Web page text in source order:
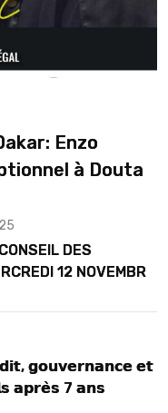
Enzo
à Douta
DES
12 NOVEMBRE
𝗴𝗼𝘂𝘃𝗲𝗿𝗻𝗮𝗻𝗰𝗲 𝗲𝘁
𝗮𝗽𝗿𝗲̀𝘀 7 𝗮𝗻𝘀